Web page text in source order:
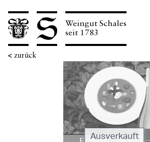
Weingut Schales
seit 1783
< zurück
Ausverkauft